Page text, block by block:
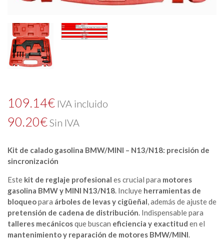
109.14€ IVA incluido
90.20€Sin IVA
Kit de calado gasolina BMW/MINI – N13/N18: precisión de
sincronización
Este kit de reglaje profesional es crucial para motores
gasolina BMW y MINI N13/N18. Incluye herramientas de
bloqueopara árboles de levas y cigüeñal, además de ajuste de
pretensión de cadena de distribución. Indispensable para
talleres mecánicosque buscan eficiencia y exactitud en el
mantenimiento y reparación de motores BMW/MINI.